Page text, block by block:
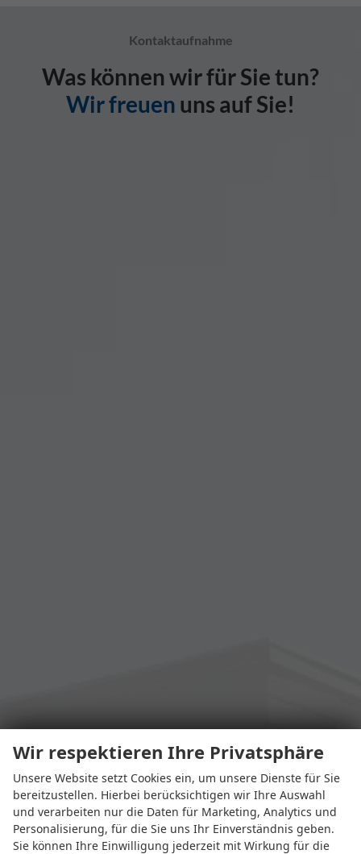
Kontaktaufnahme
Was können wir für Sie tun?
Wir freuen uns auf Sie!
Wir respektieren Ihre Privatsphäre
Unsere Website setzt Cookies ein, um unsere Dienste für Sie
bereitzustellen. Hierbei berücksichtigen wir Ihre Auswahl
und verarbeiten nur die Daten für Marketing, Analytics und
Personalisierung, für die Sie uns Ihr Einverständnis geben.
Sie können Ihre Einwilligung jederzeit mit Wirkung für die